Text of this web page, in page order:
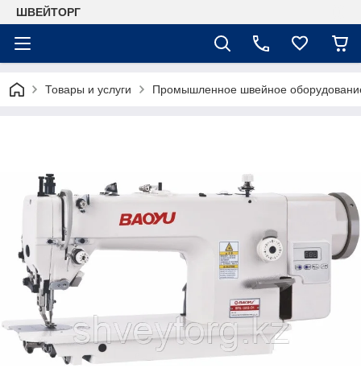
ШВЕЙТОРГ
Товары и услуги Промышленное швейное